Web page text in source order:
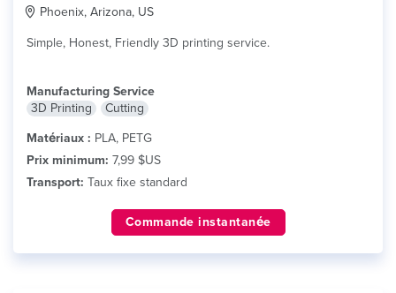
Phoenix, Arizona, US
Simple, Honest, Friendly 3D printing service.
Manufacturing Service
3D Printing
Cutting
Matériaux : PLA, PETG
Prix minimum: 7,99 $US
Transport: Taux fixe standard
Commande instantanée